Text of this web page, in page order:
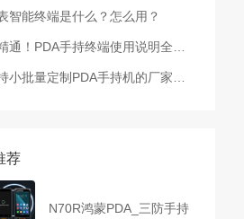
智能终端是什么？怎么用？
通！PDA手持终端使用说明全指南
批量定制PDA手持机的厂家有哪些？
荐
N70R鸿蒙PDA_三防手持